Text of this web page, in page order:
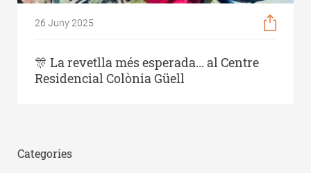
26 Juny 2025
🎊 La revetlla més esperada... al Centre
Residencial Colònia Güell
Categories